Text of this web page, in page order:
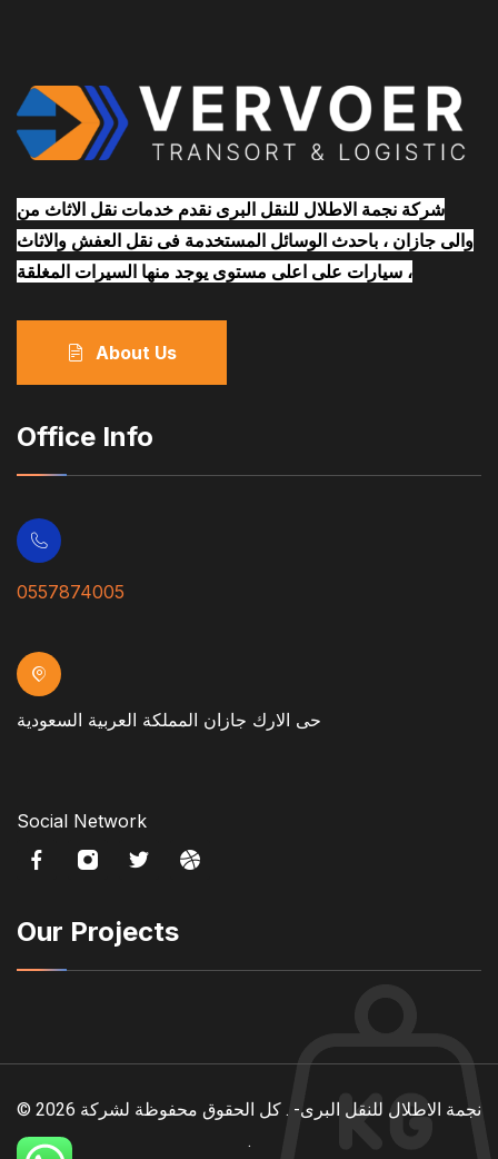
شركة نجمة الاطلال للنقل البرى نقدم خدمات نقل الاثاث من
والى جازان ، باحدث الوسائل المستخدمة فى نقل العفش والاثاث
، سيارات على اعلى مستوى يوجد منها السيرات المغلقة
About Us
Office Info
0557874005
حى الارك جازان المملكة العربية السعودية
Social Network
Our Projects
© 2026 نجمة الاطلال للنقل البرى- . كل الحقوق محفوظة لشركة
.